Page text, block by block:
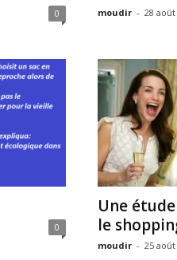
0 moudir - 28 août
0
Une
le
moudir - 25 août